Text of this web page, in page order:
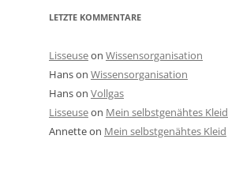
LETZTE KOMMENTARE
Lisseuseon Wissensorganisation
Hanson Wissensorganisation
Hanson Vollgas
Lisseuseon Mein selbstgenähtes Kleid
Annetteon Mein selbstgenähtes Kleid